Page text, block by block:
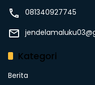
081340927745
Kategori
Berita